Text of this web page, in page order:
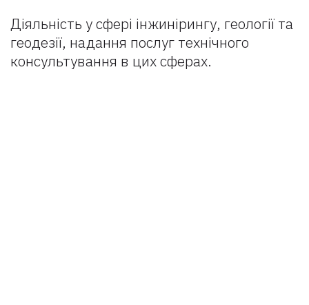
Діяльність у сфері інжинірингу, геології та
геодезії, надання послуг технічного
консультування в цих сферах.